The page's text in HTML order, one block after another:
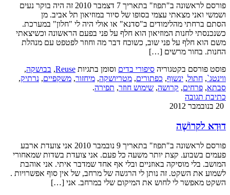
פורסם לראשונה ב"תפוז" בתאריך 7 דצמבר 2010 זה היה בוקר נעים
ושמשי ואני מצאתי עצמי בסופו של סיור במוזיאון תל אביב. מן
הסתם ברחתי מהלימודים ב"סדנא" או אולי היה לי "חלון" במערכת.
כשנכנסתי לחנות המוזיאון הוא חלף על פני בפעם הראשונה וכשיצאתי
משם הוא חלף על פני שוב, כשוכח דבר מה וחוזר לפטפט עם מנהלת
החנות. בחור מרשים […]
פוסט פורסם בקטגוריהסיפורי בדיםוסומן בתגיותReuse
,בבושקה,
ווינטג`,חתול,ינשוף,כפתורים,מטריושקה,מיחזור,משקפיים,נרתיק,
סבתא,פרחים,קרושה,שימוש חוזר,תפירה.
כתיבת תגובה
20 בנובמבר 2012
דוּדָא לקרוֹשֶׁה
פורסם לראשונה ב"תפוז" בתאריך 9 נובמבר 2010 אני צועדת ארבע
פעמים בשבוע. קצת יותר משעה כל פעם. אני צועדת בשדות שמאחורי
המושב. בלי מוסיקה באוזניים ובלי אף אחד שמדבר איתי. אני אוהבת
לשמוע את השקט. זה נותן לי הרגשה של מרחב, של אין סוף אפשרויות .
השקט מאפשר לי לחוש את המיקום שלי במרחב. אני […]